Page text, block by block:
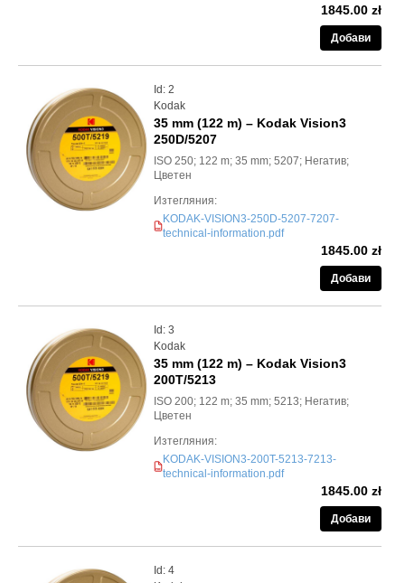
1845.00 zł
Добави
Id: 2
Kodak
35 mm (122 m) – Kodak Vision3
250D/5207
ISO 250; 122 m; 35 mm; 5207; Негатив;
Цветен
Изтегляния:
PDF
KODAK-VISION3-250D-5207-7207-
technical-information.pdf
1845.00 zł
Добави
Id: 3
Kodak
35 mm (122 m) – Kodak Vision3
200T/5213
ISO 200; 122 m; 35 mm; 5213; Негатив;
Цветен
Изтегляния:
PDF
KODAK-VISION3-200T-5213-7213-
technical-information.pdf
1845.00 zł
Добави
Id: 4